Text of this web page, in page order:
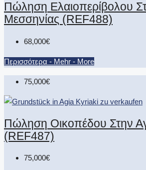
Πώληση Ελαιοπερίβολου
Μεσσηνίας (REF488)
68,000€
Περισσότερα - Mehr - More
75,000€
Πώληση Οικοπέδου Στην
(REF487)
75,000€